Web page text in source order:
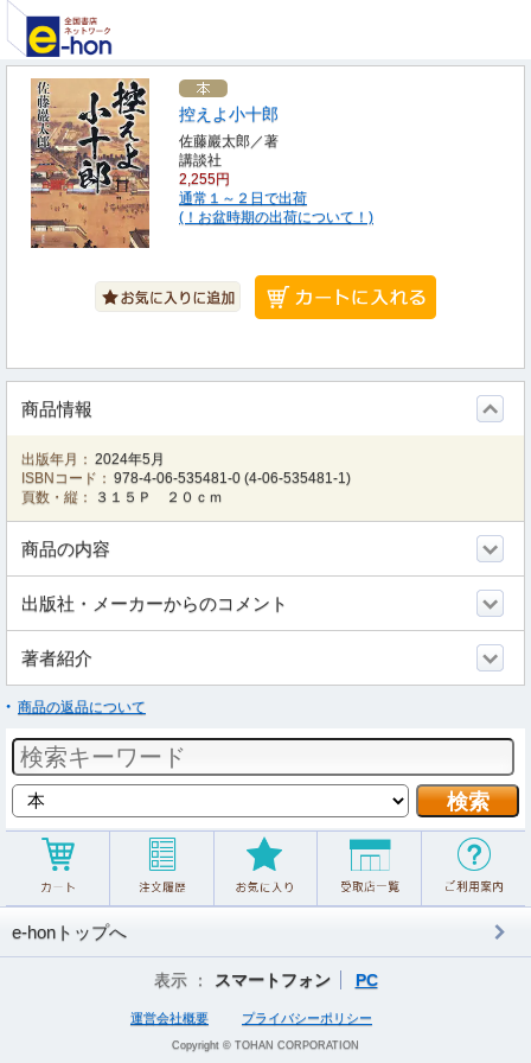
控えよ小十郎
佐藤巖太郎／著
講談社
2,255円
通常１～２日で出荷
(！お盆時期の出荷について！)
商品情報
出版年月： 2024年5月
ISBNコード： 978-4-06-535481-0 (4-06-535481-1)
頁数・縦：
３１５Ｐ ２０ｃｍ
商品の内容
出版社・メーカーからのコメント
著者紹介
商品の返品について
e-honトップへ
表示 ： スマートフォン PC
運営会社概要 プライバシーポリシー
Copyright © TOHAN CORPORATION